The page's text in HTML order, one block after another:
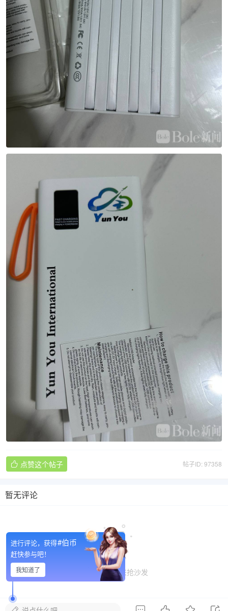
帖子ID: 97358
 点赞这个帖子
暂无评论

暂无评论, 快来抢沙发
进行评论，获得#伯币
赶快参与吧！
我知道了